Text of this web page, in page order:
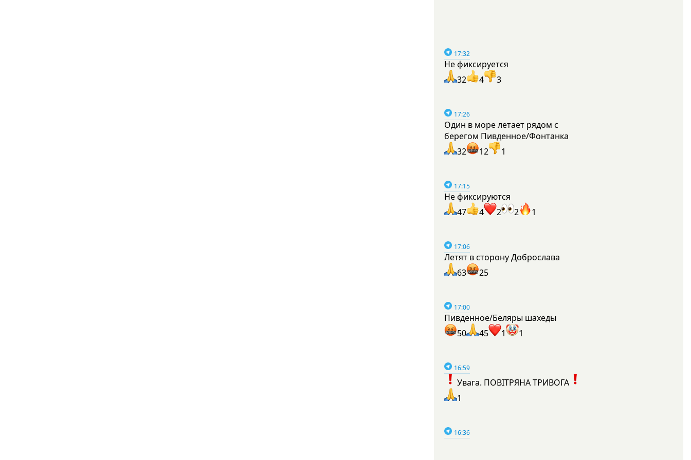
17:32
Не фиксируется
32
4 3
17:26
Один в море летает рядом с
берегом Пивденное/Фонтанка
32
12 1
17:15
Не фиксируются
47
4 2 2 1
17:06
Летят в сторону Доброслава
63
25
17:00
Пивденное/Беляры шахеды
50
45 1 1
16:59
Увага. ПОВІТРЯНА ТРИВОГА
1
16:36